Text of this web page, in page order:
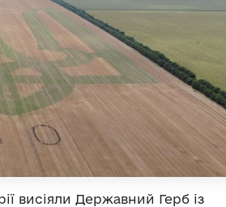
висіяли Державний Герб із